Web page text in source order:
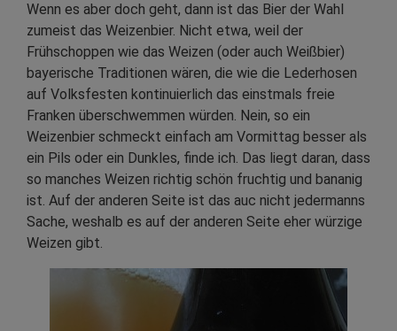
Wenn es aber doch geht, dann ist das Bier der Wahl
zumeist das Weizenbier. Nicht etwa, weil der
Frühschoppen wie das Weizen (oder auch Weißbier)
bayerische Traditionen wären, die wie die Lederhosen
auf Volksfesten kontinuierlich das einstmals freie
Franken überschwemmen würden. Nein, so ein
Weizenbier schmeckt einfach am Vormittag besser als
ein Pils oder ein Dunkles, finde ich. Das liegt daran, dass
so manches Weizen richtig schön fruchtig und bananig
ist. Auf der anderen Seite ist das auc nicht jedermanns
Sache, weshalb es auf der anderen Seite eher würzige
Weizen gibt.